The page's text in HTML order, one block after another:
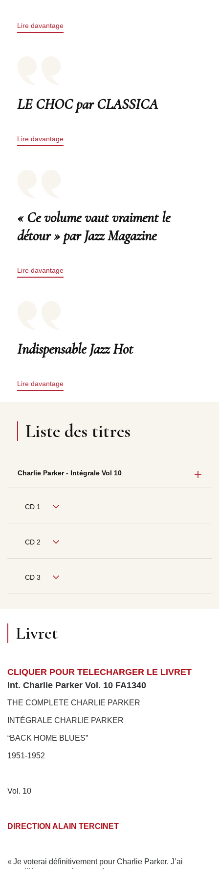
Lire davantage
LE CHOC par CLASSICA
Lire davantage
« Ce volume vaut vraiment le
détour » par Jazz Magazine
Lire davantage
Indispensable Jazz Hot
Lire davantage
Liste des titres
Charlie Parker - Intégrale Vol 10
CD 1
CD 2
CD 3
Livret
CLIQUER POUR TELECHARGER LE LIVRET
Int. Charlie Parker Vol. 10 FA1340
THE COMPLETE CHARLIE PARKER
INTÉGRALE CHARLIE PARKER
“BACK HOME BLUES”
1951-1952
Vol. 10
DIRECTION ALAIN TERCINET
« Je voterai définitivement pour Charlie Parker. J’ai